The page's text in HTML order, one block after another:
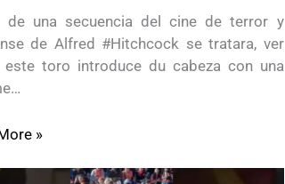
de una secuencia del cine de terror y
de Alfred #Hitchcock se tratara, ver
toro introduce du cabeza con una
»